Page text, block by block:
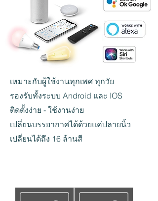
เหมาะกับผู้ใช้งานทุกเพศ ทุกวัย
รองรับทั้งระบบ Android และ IOS
ติดตั้งง่าย - ใช้งานง่าย
เปลี่ยนบรรยากาศได้ด้วยแค่ปลายนิ้ว
เปลี่ยนได้ถึง 16 ล้านสี